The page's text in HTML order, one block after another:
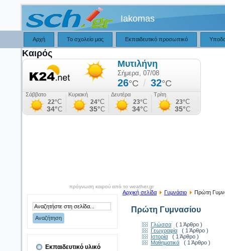
Iakomas
Αρχή Το σχολείο μας Εκπαιδευτικό προσωπικό
Καιρός
πρόγνωση καιρού από το weather.gr
Εκπαιδευτικό υλικό
Αρχική σελίδα Γυμνάσιο Πρώτη
Πρώτη Γυμνασίου
Γλώσσα
( 1 Άρθρο )
Γεωγραφία
( 1 Άρθρο )
Ιστορία
( 1 Άρθρο )
Μαθηματικά
( 1 Άρθρο )